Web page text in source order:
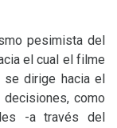
pesimista del
el cual el filme
se dirige hacia el
como
-a través del